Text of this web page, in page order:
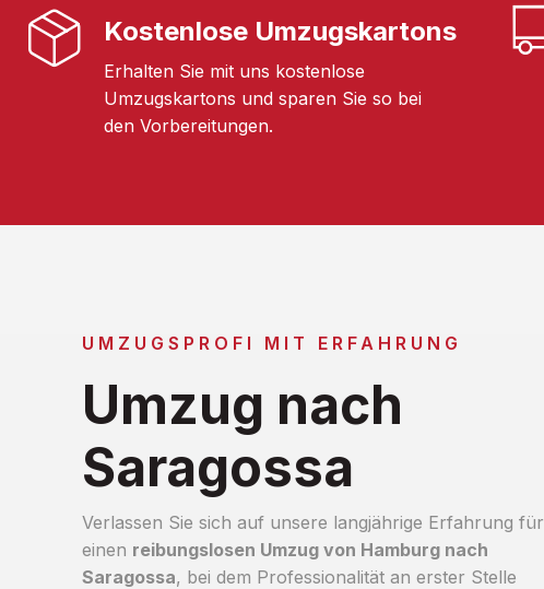
Kostenlose Umzugskartons
Erhalten Sie mit uns kostenlose
Umzugskartons und sparen Sie so bei
den Vorbereitungen.
UMZUGSPROFI MIT ERFAHRUNG
Umzug nach
Saragossa
Verlassen Sie sich auf unsere langjährige Erfahrung für
einen reibungslosen Umzug von Hamburg nach
Saragossa, bei dem Professionalität an erster Stelle